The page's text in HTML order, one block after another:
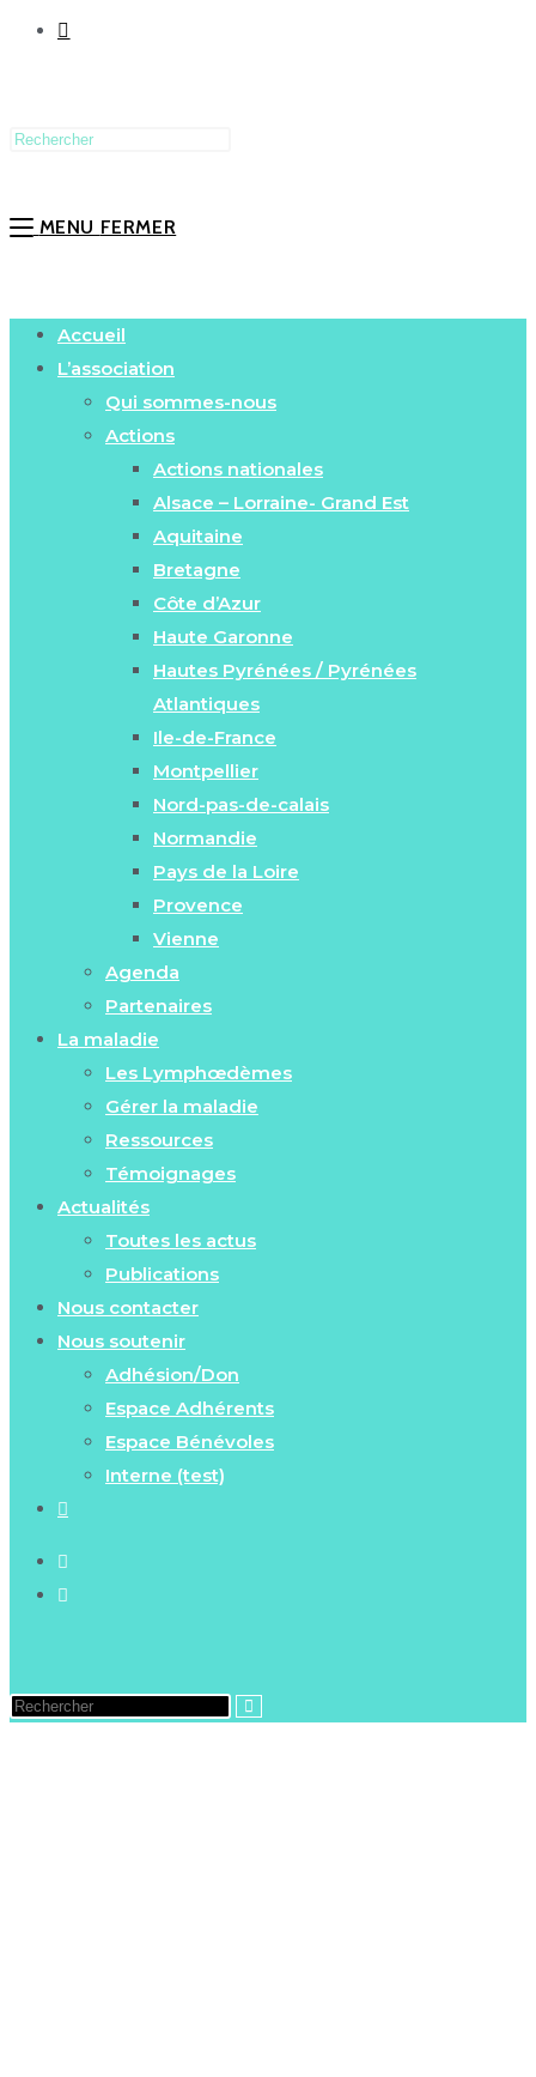
MENU FERMER
Accueil
L’association
Qui sommes-nous
Actions
Actions nationales
Alsace – Lorraine- Grand Est
Aquitaine
Bretagne
Côte d’Azur
Haute Garonne
Hautes Pyrénées / Pyrénées
Atlantiques
Ile-de-France
Montpellier
Nord-pas-de-calais
Normandie
Pays de la Loire
Provence
Vienne
Agenda
Partenaires
La maladie
Les Lymphœdèmes
Gérer la maladie
Ressources
Témoignages
Actualités
Toutes les actus
Publications
Nous contacter
Nous soutenir
Adhésion/Don
Espace Adhérents
Espace Bénévoles
Interne (test)